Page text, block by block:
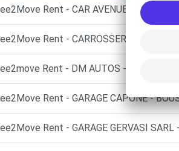
Rent - CAR AVENUE BAILLY
Rent - CARROSSERIE
Rent - DM AUTOS -
Rent - GARAGE CAPONE -
Rent - GARAGE GERVASI SARL